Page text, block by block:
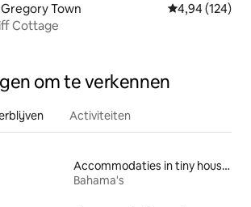
Town Gemiddelde
4,94 (124)
Cottage
om te verkennen
Activiteiten
Accommodaties in tiny houses
Bahama's